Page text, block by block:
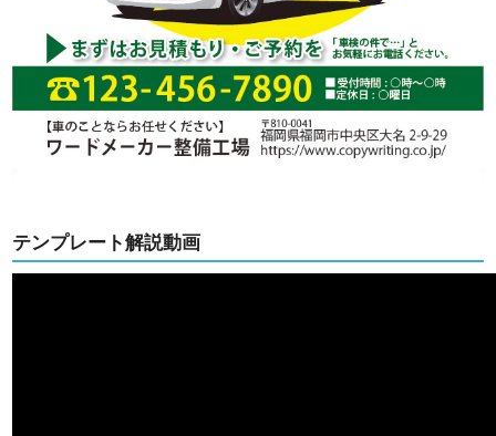
テンプレート解説動画